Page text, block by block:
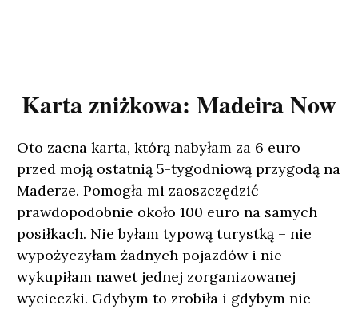
Karta zniżkowa: Madeira Now
Oto zacna karta, którą nabyłam za 6 euro
przed moją ostatnią 5-tygodniową przygodą na
Maderze. Pomogła mi zaoszczędzić
prawdopodobnie około 100 euro na samych
posiłkach. Nie byłam typową turystką – nie
wypożyczyłam żadnych pojazdów i nie
wykupiłam nawet jednej zorganizowanej
wycieczki. Gdybym to zrobiła i gdybym nie